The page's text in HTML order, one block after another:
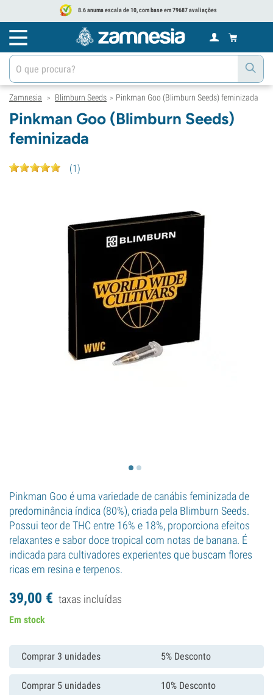
8.6 anuma escala de 10, com base em 79687 avaliações
Zamnesia > Blimburn Seeds > Pinkman Goo (Blimburn Seeds) feminizada
Pinkman Goo (Blimburn Seeds)
feminizada
(1)
Pinkman Goo é uma variedade de canábis feminizada de
predominância índica (80%), criada pela Blimburn Seeds.
Possui teor de THC entre 16% e 18%, proporciona efeitos
relaxantes e sabor doce tropical com notas de banana. É
indicada para cultivadores experientes que buscam flores
ricas em resina e terpenos.
39,00 € taxas incluídas
Em stock
Comprar 3 unidades 5% Desconto
Comprar 5 unidades 10% Desconto